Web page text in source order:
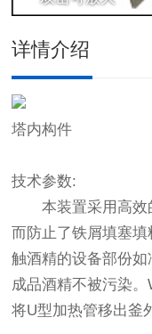
详情介绍
塔内构件
技术参数:
本装置采用高效
而防止了铁屑填塞
触酒精的设备部份
成品酒精不被污染
将U型加热管移出釜